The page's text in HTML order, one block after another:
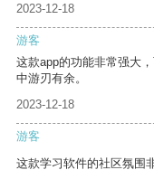
2023-12-18
游客
这款app的功能非常强大
中游刃有余。
2023-12-18
游客
这款学习软件的社区氛围